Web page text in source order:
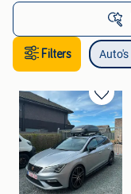
Filters Auto's
Bewaren
in
Mijn
Favorieten
maikavdv
Geraardsbergen